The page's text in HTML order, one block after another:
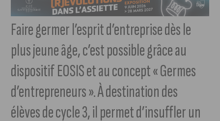
Faire germer l’esprit d’entreprise dès le
plus jeune âge, c’est possible grâce au
dispositif EOSIS et au concept « Germes
d’entrepreneurs ». À destination des
élèves de cycle 3, il permet d’insuffler un